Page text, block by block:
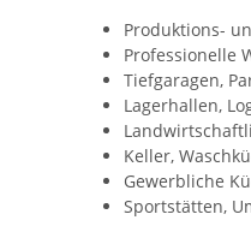
Produktions-
Professionelle
Tiefgaragen,
Lagerhallen,
Keller,
Gewerbliche
Sportstätten,